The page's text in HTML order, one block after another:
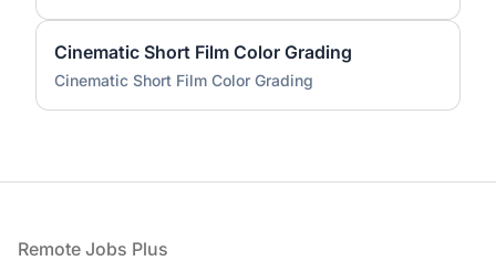
Cinematic Short Film Color Grading
Cinematic Short Film Color Grading
Footer
Remote Jobs Plus